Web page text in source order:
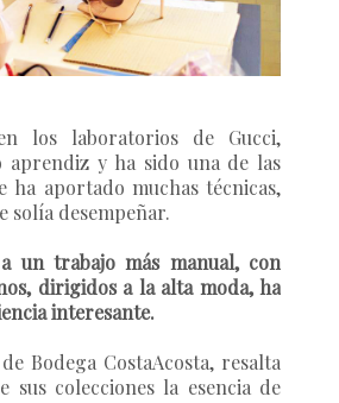
los laboratorios de Gucci,
aprendiz y ha sido una de las
ha aportado muchas técnicas,
solía desempeñar.
un trabajo más manual, con
dirigidos a la alta moda, ha
interesante.
Bodega CostaAcosta, resalta
sus colecciones la esencia de